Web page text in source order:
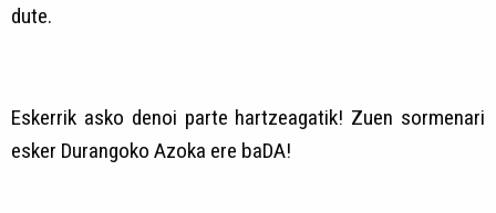
dute.
Eskerrik asko denoi parte hartzeagatik! Zuen sormenari
esker Durangoko Azoka ere baDA!